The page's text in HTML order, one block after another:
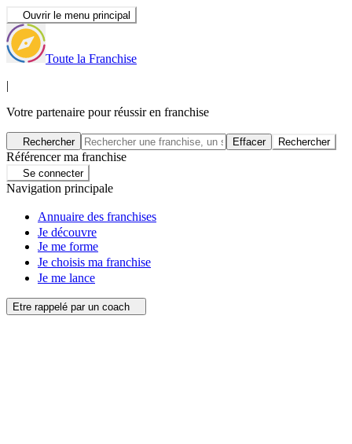
Ouvrir le menu principal
Toute la Franchise
|
Votre partenaire pour réussir en franchise
Rechercher Effacer Rechercher
Référencer ma franchise
Se connecter
Navigation principale
Annuaire des franchises
Je découvre
Je me forme
Je choisis ma franchise
Je me lance
Etre rappelé par un coach